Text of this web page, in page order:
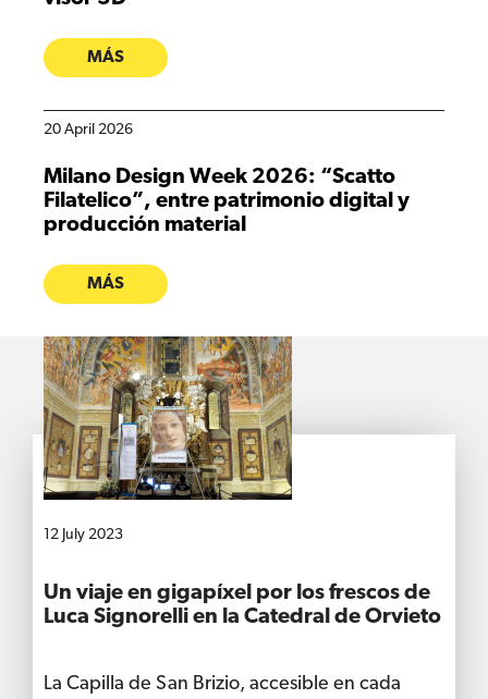
MÁS
20 April 2026
Milano Design Week 2026: “Scatto
Filatelico”, entre patrimonio digital y
producción material
MÁS
12 July 2023
Un viaje en gigapíxel por los frescos de
Luca Signorelli en la Catedral de Orvieto
La Capilla de San Brizio, accesible en cada